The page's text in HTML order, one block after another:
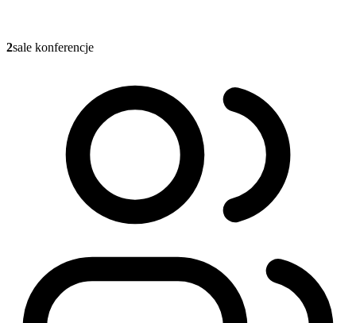
2sale konferencje